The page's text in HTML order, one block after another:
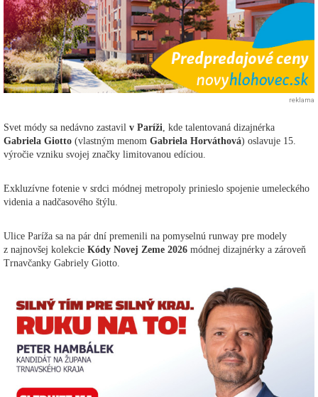
reklama
Svet módy sa nedávno zastavil v Paríži, kde talentovaná dizajnérka
Gabriela Giotto (vlastným menom Gabriela Horváthová) oslavuje 15.
výročie vzniku svojej značky limitovanou edíciou.
Exkluzívne fotenie v srdci módnej metropoly prinieslo spojenie umeleckého
videnia a nadčasového štýlu.
Ulice Paríža sa na pár dní premenili na pomyselnú runway pre modely
z najnovšej kolekcie Kódy Novej Zeme 2026 módnej dizajnérky a zároveň
Trnavčanky Gabriely Giotto.